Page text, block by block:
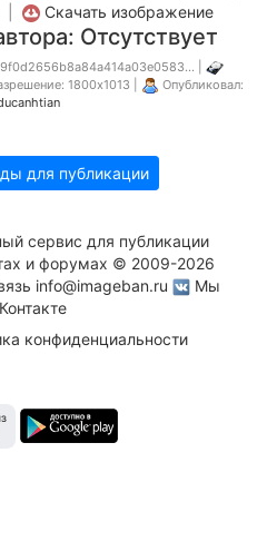
Скачать изображение
Отсутствует
|
1800x1013 |
Опубликовал:
для публикации
сервис для публикации
и форумах © 2009-2026
info@imageban.ru
Мы
конфиденциальности